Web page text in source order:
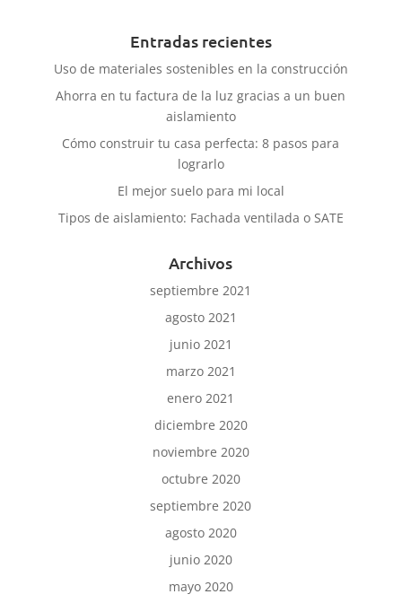
Entradas recientes
Uso de materiales sostenibles en la construcción
Ahorra en tu factura de la luz gracias a un buen
aislamiento
Cómo construir tu casa perfecta: 8 pasos para
lograrlo
El mejor suelo para mi local
Tipos de aislamiento: Fachada ventilada o SATE
Archivos
septiembre 2021
agosto 2021
junio 2021
marzo 2021
enero 2021
diciembre 2020
noviembre 2020
octubre 2020
septiembre 2020
agosto 2020
junio 2020
mayo 2020